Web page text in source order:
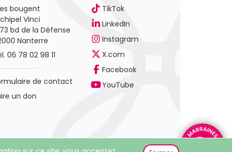
bougent
Vinci
bd de la Défense
Nanterre
06 78 02 98 11
de contact
un don
TikTok
LinkedIn
Instagram
X.com
Facebook
YouTube